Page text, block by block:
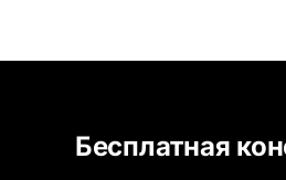
Бесплатная